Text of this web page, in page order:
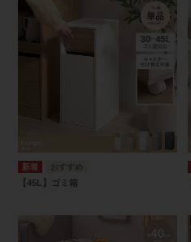
【45L】ゴミ箱